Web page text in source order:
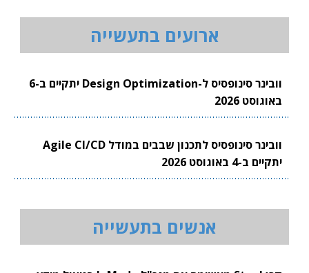
ארועים בתעשייה
וובינר סינופסיס ל-Design Optimization יתקיים ב-6
באוגוסט 2026
וובינר סינופסיס לתכנון שבבים במודל Agile CI/CD
יתקיים ב-4 באוגוסט 2026
אנשים בתעשייה